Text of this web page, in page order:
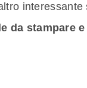
interessante
da stampare